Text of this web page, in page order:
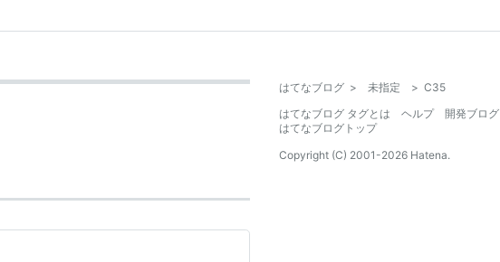
はてなブログ > 未指定 > C35
はてなブログ タグとは
ヘルプ
開発ブログ
はてなブログトップ
Copyright (C) 2001-2026 Hatena.